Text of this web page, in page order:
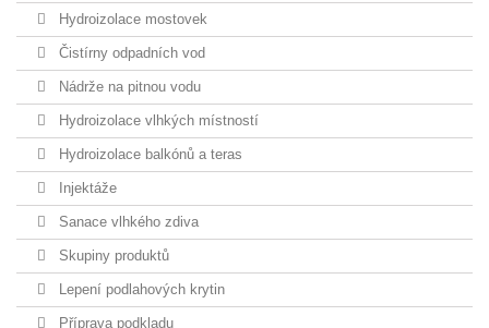
Hydroizolace mostovek
Čistírny odpadních vod
Nádrže na pitnou vodu
Hydroizolace vlhkých místností
Hydroizolace balkónů a teras
Injektáže
Sanace vlhkého zdiva
Skupiny produktů
Lepení podlahových krytin
Příprava podkladu